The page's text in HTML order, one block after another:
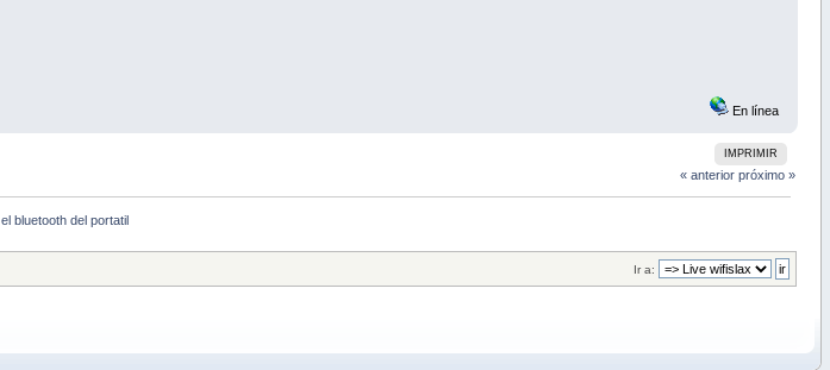
En línea
IMPRIMIR
« anterior próximo »
bluetooth del portatil
Ir a: